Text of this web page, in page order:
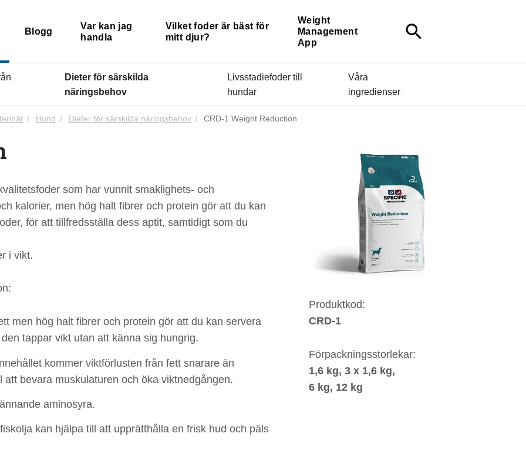
Blogg
Var kan jag
handla
Vilket foder är bäst för
mitt djur?
Weight
Management
App
search
Dieter för särskilda
näringsbehov
Livsstadiefoder till
hundar
Våra
ingredienser
Hund Dieter för särskilda näringsbehov CRD-1 Weight Reduction
som har vunnit smaklighets- och
kalorier, men hög halt fibrer och protein gör att du kan
för att tillfredsställa dess aptit, samtidigt som du
i vikt.
men hög halt fibrer och protein gör att du kan servera
tappar vikt utan att känna sig hungrig.
kommer viktförlusten från fett snarare än
bevara muskulaturen och öka viktnedgången.
aminosyra.
kan hjälpa till att upprätthålla en frisk hud och päls
Produktkod:
CRD-1
Förpackningsstorlekar:
1,6 kg, 3 x 1,6 kg,
6 kg, 12 kg